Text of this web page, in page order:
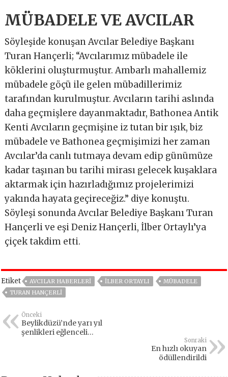
MÜBADELE VE AVCILAR
Söyleşide konuşan Avcılar Belediye Başkanı
Turan Hançerli; “Avcılarımız mübadele ile
köklerini oluşturmuştur. Ambarlı mahallemiz
mübadele göçü ile gelen mübadillerimiz
tarafından kurulmuştur. Avcıların tarihi aslında
daha geçmişlere dayanmaktadır, Bathonea Antik
Kenti Avcıların geçmişine iz tutan bir ışık, biz
mübadele ve Bathonea geçmişimizi her zaman
Avcılar’da canlı tutmaya devam edip günümüze
kadar taşınan bu tarihi mirası gelecek kuşaklara
aktarmak için hazırladığımız projelerimizi
yakında hayata geçireceğiz.” diye konuştu.
Söyleşi sonunda Avcılar Belediye Başkanı Turan
Hançerli ve eşi Deniz Hançerli, İlber Ortaylı’ya
çiçek takdim etti.
Etiket AVCILAR HABERLERI ILBER ORTAYLI
MÜBADELE
TURAN HANÇERLI
Önceki
Beylikdüzü’nde yarı yıl
şenlikleri eğlenceli
Sonraki
En hızlı okuyan
ödüllendirildi